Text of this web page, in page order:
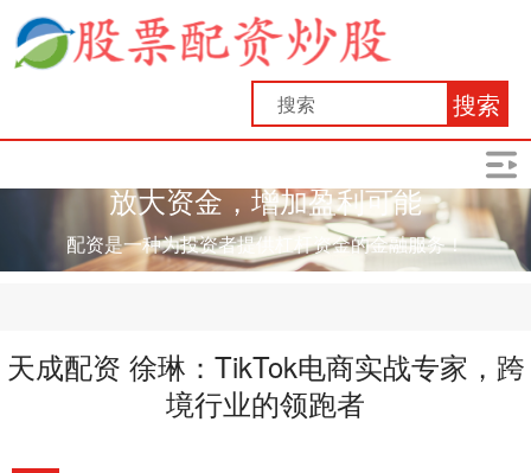
搜索
放大资金，增加盈利可能
配资是一种为投资者提供杠杆资金的金融服务！
天成配资 徐琳：TikTok电商实战专家，跨
境行业的领跑者